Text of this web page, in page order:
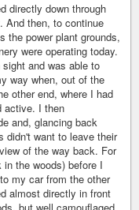
directly down through
And then, to continue
the power plant grounds,
were operating today.
and was able to
way when, out of the
other end, where I had
active. I then
and, glancing back
didn't want to leave their
of the way back. For
the woods) before I
my car from the other
almost directly in front